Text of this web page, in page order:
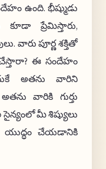
ఉంది. భీష్ముడు
ప్రేమిస్తారు,
వారు పూర్ణ శక్తితో
చేస్తారా? ఈ సందేహం
అతను వారిని
వారికి గుర్తు
మీ శిష్యులు
యుద్ధం చేయడానికి